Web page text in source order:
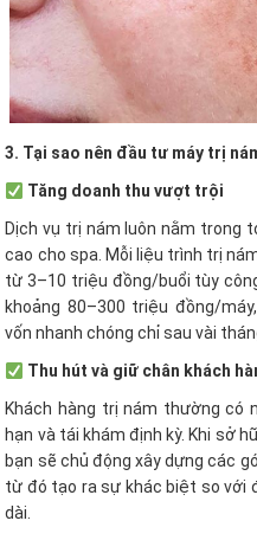
3. Tại sao nên đầu tư máy trị
Tăng doanh thu vượt trội
Dịch vụ trị nám luôn nằm trong
cao cho spa. Mỗi liệu trình trị
từ 3–10 triệu đồng/buổi tùy
khoảng 80–300 triệu đồng/
vốn nhanh chóng chỉ sau vài
Thu hút và giữ chân khách
Khách hàng trị nám thường có
hạn và tái khám định kỳ. Khi sở
bạn sẽ chủ động xây dựng các
từ đó tạo ra sự khác biệt so với
dài.